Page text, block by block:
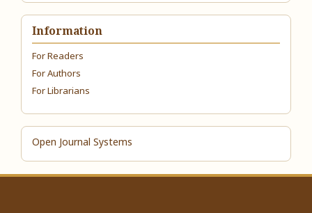
Information
For Readers
For Authors
For Librarians
Open Journal Systems